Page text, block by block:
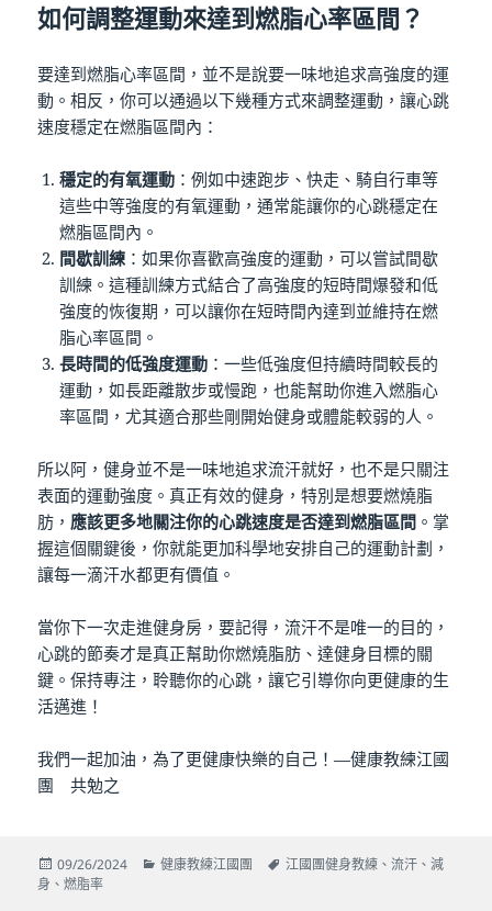
如何調整運動來達到燃脂心率區間？
要達到燃脂心率區間，並不是說要一味地追求高強度的運
動。相反，你可以通過以下幾種方式來調整運動，讓心跳
速度穩定在燃脂區間內：
穩定的有氧運動 ：例如中速跑步、快走、騎自行車等
這些中等強度的有氧運動，通常能讓你的心跳穩定在
燃脂區間內。
間歇訓練 ：如果你喜歡高強度的運動，可以嘗試間歇
訓練。這種訓練方式結合了高強度的短時間爆發和低
強度的恢復期，可以讓你在短時間內達到並維持在燃
脂心率區間。
長時間的低強度運動 ：一些低強度但持續時間較長的
運動，如長距離散步或慢跑，也能幫助你進入燃脂心
率區間，尤其適合那些剛開始健身或體能較弱的人。
所以阿，健身並不是一味地追求流汗就好，也不是只關注
表面的運動強度。真正有效的健身，特別是想要燃燒脂
肪，應該更多地關注你的心跳速度是否達到燃脂區間 。掌
握這個關鍵後，你就能更加科學地安排自己的運動計劃，
讓每一滴汗水都更有價值。
當你下一次走進健身房，要記得，流汗不是唯一的目的，
心跳的節奏才是真正幫助你燃燒脂肪、達健身目標的關
鍵。保持專注，聆聽你的心跳，讓它引導你向更健康的生
活邁進！
我們一起加油，為了更健康快樂的自己！—健康教練江國
團 共勉之
發
佈
09/26/2024
分
健康教練江國團
標
江國團健身教練 、流汗 、減
身 、燃脂率